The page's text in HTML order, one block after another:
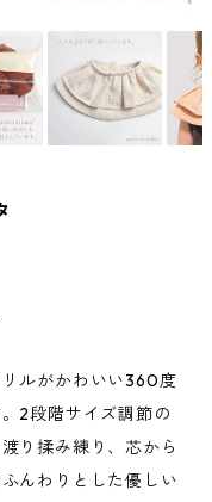
ルがかわいい360度
2段階サイズ調節の
り揉み練り、芯から
んわりとした優しい